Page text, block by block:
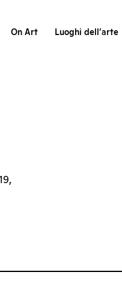
On Art Luoghi dell’arte